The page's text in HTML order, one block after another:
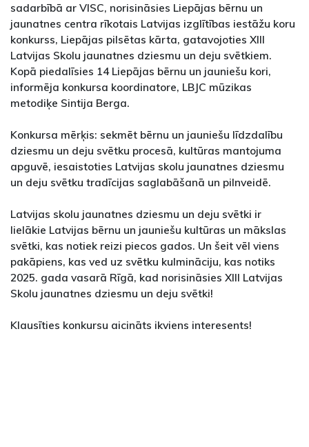
sadarbībā ar VISC, norisināsies Liepājas bērnu un
jaunatnes centra rīkotais Latvijas izglītības iestāžu koru
konkurss, Liepājas pilsētas kārta, gatavojoties XIII
Latvijas Skolu jaunatnes dziesmu un deju svētkiem.
Kopā piedalīsies 14 Liepājas bērnu un jauniešu kori,
informēja konkursa koordinatore, LBJC mūzikas
metodiķe Sintija Berga.
Konkursa mērķis: sekmēt bērnu un jauniešu līdzdalību
dziesmu un deju svētku procesā, kultūras mantojuma
apguvē, iesaistoties Latvijas skolu jaunatnes dziesmu
un deju svētku tradīcijas saglabāšanā un pilnveidē.
Latvijas skolu jaunatnes dziesmu un deju svētki ir
lielākie Latvijas bērnu un jauniešu kultūras un mākslas
svētki, kas notiek reizi piecos gados. Un šeit vēl viens
pakāpiens, kas ved uz svētku kulmināciju, kas notiks
2025. gada vasarā Rīgā, kad norisināsies XIII Latvijas
Skolu jaunatnes dziesmu un deju svētki!
Klausīties konkursu aicināts ikviens interesents!